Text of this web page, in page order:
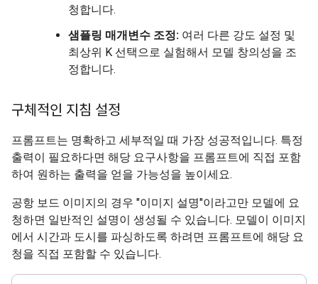
청합니다.
샘플링 매개변수 조정: 여러 다른 강도 설정 및
최상위 K 선택으로 실험해서 모델 창의성을 조
정합니다.
구체적인 지침 설정
프롬프트는 명확하고 세부적일 때 가장 성공적입니다. 특정
출력이 필요하다면 해당 요구사항을 프롬프트에 직접 포함
하여 원하는 출력을 얻을 가능성을 높이세요.
공항 보드 이미지의 경우 "이미지 설명"이라고만 모델에 요
청하면 일반적인 설명이 생성될 수 있습니다. 모델이 이미지
에서 시간과 도시를 파싱하도록 하려면 프롬프트에 해당 요
청을 직접 포함할 수 있습니다.